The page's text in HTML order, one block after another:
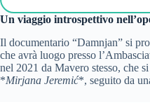
Un viaggio introspettivo
Il documentario “Damnjan” si
che avrà luogo presso
nel 2021 da Mavero stesso, che
*Mirjana Jeremić*, seguito da